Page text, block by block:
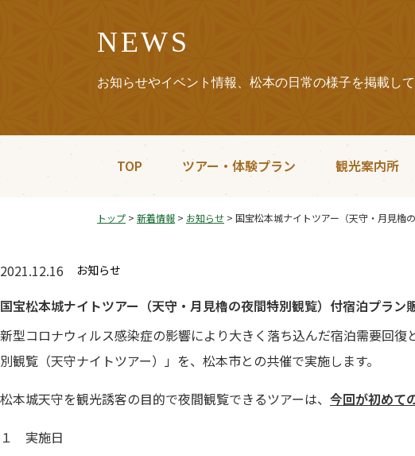
NEWS
お知らせやイベント情報、松本の日常の様子を掲載して
TOP ツアー・体験プラン 観光案内所
トップ > 新着情報 > お知らせ > 国宝松本城ナイトツアー（天守・月見櫓
2021.12.16 お知らせ
国宝松本城ナイトツアー（天守・月見櫓の夜間特別観覧）付宿泊プラン
新型コロナウィルス感染症の影響により大きく落ち込んだ宿泊需要回
別観覧（天守ナイトツアー）」を、松本市との共催で実施します。
松本城天守を観光誘客の目的で夜間観覧できるツアーは、 今回が初めて
１ 実施日